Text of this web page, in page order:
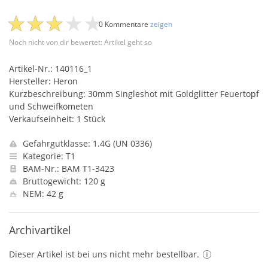
Noch nicht von dir bewertet: Artikel geht so
0 Kommentare zeigen
Artikel-Nr.: 140116_1
Hersteller: Heron
Kurzbeschreibung: 30mm Singleshot mit Goldglitter Feuertopf
und Schweifkometen
Verkaufseinheit: 1 Stück
Gefahrgutklasse: 1.4G (UN 0336)
Kategorie: T1
BAM-Nr.: BAM T1-3423
Bruttogewicht: 120 g
NEM: 42 g
Archivartikel
Dieser Artikel ist bei uns nicht mehr bestellbar.